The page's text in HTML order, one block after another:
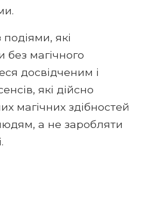
які
магічного
досвідченим і
які дійсно
магічних здібностей
а не заробляти